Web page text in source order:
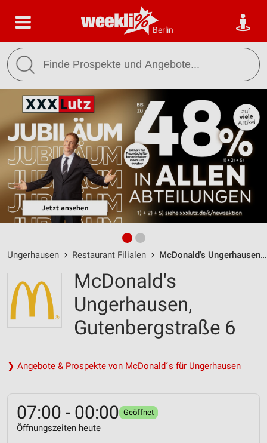
Berlin
Ungerhausen Restaurant Filialen McDonald's Ungerhausen / Gutenbergstraße 6 - Öffnungszeiten & Adresse
McDonald's
Ungerhausen,
Gutenbergstraße 6
❯ Angebote & Prospekte von McDonald´s für Ungerhausen
07:00 - 00:00 Geöffnet
Öffnungszeiten heute